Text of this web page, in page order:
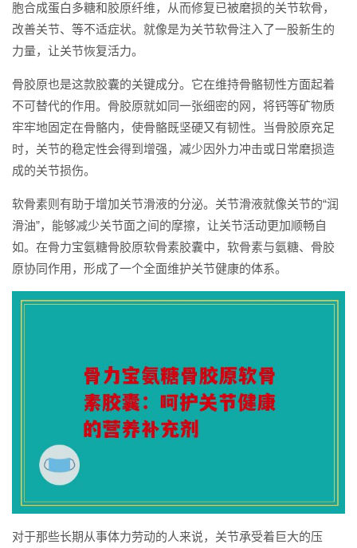
胞合成蛋白多糖和胶原纤维，从而修复已被磨损的关节软骨，
改善关节、等不适症状。就像是为关节软骨注入了一股新生的
力量，让关节恢复活力。
骨胶原也是这款胶囊的关键成分。它在维持骨骼韧性方面起着
不可替代的作用。骨胶原就如同一张细密的网，将钙等矿物质
牢牢地固定在骨骼内，使骨骼既坚硬又有韧性。当骨胶原充足
时，关节的稳定性会得到增强，减少因外力冲击或日常磨损造
成的关节损伤。
软骨素则有助于增加关节滑液的分泌。关节滑液就像关节的“润
滑油”，能够减少关节面之间的摩擦，让关节活动更加顺畅自
如。在骨力宝氨糖骨胶原软骨素胶囊中，软骨素与氨糖、骨胶
原协同作用，形成了一个全面维护关节健康的体系。
对于那些长期从事体力劳动的人来说，关节承受着巨大的压